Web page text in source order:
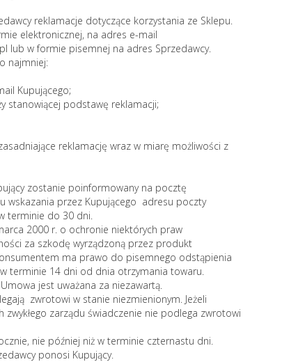
reklamacje dotyczące korzystania ze Sklepu.
elektronicznej, na adres e-mail
lub w formie pisemnej na adres Sprzedawcy.
najmniej:
Kupującego;
stanowiącej podstawę reklamacji;
reklamację wraz w miarę możliwości z
zostanie poinformowany na pocztę
wskazania przez Kupującego adresu poczty
terminie do 30 dni.
2000 r. o ochronie niektórych praw
za szkodę wyrządzoną przez produkt
ma prawo do pisemnego odstąpienia
terminie 14 dni od dnia otrzymania towaru.
jest uważana za niezawartą.
zwrotowi w stanie niezmienionym. Jeżeli
zwykłego zarządu świadczenie nie podlega zwrotowi
nie później niż w terminie czternastu dni.
ponosi Kupujący.